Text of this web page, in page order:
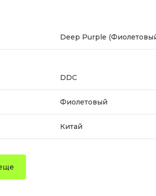
Deep Purple
DDC
Фиолетовый
Китай